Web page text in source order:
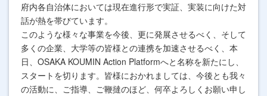
府内各自治体においては現在進行形で実証、実装に向けた対
話が熱を帯びています。
このような様々な事業を今後、更に発展させるべく、そして
多くの企業、大学等の皆様との連携を加速させるべく、本
日、OSAKA KOUMIN Action Platformへと名称を新たにし、
スタートを切ります。皆様におかれましては、今後とも我々
の活動に、ご指導、ご鞭撻のほど、何卒よろしくお願い申し